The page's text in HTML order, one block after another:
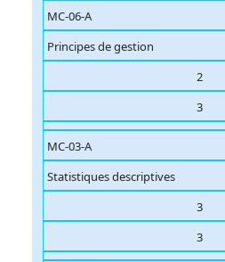
MC-06-A
Principes de gestion
2
3
MC-03-A
Statistiques descriptives
3
3